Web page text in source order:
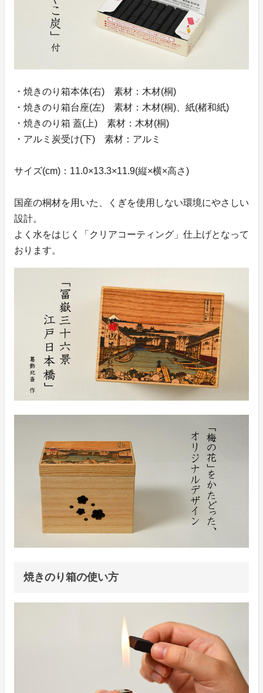
・焼きのり箱本体(右) 素材：木材(桐)
・焼きのり箱台座(左) 素材：木材(桐)、紙(楮和紙)
・焼きのり箱 蓋(上) 素材：木材(桐)
・アルミ炭受け(下) 素材：アルミ
サイズ(cm)：11.0×13.3×11.9(縦×横×高さ)
国産の桐材を用いた、くぎを使用しない環境にやさしい
設計。
よく水をはじく「クリアコーティング」仕上げとなって
おります。
焼きのり箱の使い方